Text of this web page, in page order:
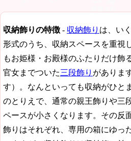
収納飾りの特徴 - 収納飾り は、い
形式のうち、収納スペースを重視
もお姫様・お殿様のふたりだけ飾
官女までついた三段飾り がありま
す）。なんといっても収納がひと
のとりえで、通常の親王飾りや三
ペースが小さくなります。その反
飾りはそれぞれ、専用の箱にゆっ